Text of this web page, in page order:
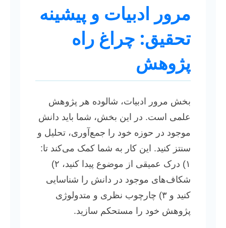
مرور ادبیات و پیشینه
تحقیق: چراغ راه
پژوهش
بخش مرور ادبیات، شالوده هر پژوهش
علمی است. در این بخش، شما باید دانش
موجود در حوزه خود را جمع‌آوری، تحلیل و
سنتز کنید. این کار به شما کمک می‌کند تا:
۱) درک عمیقی از موضوع پیدا کنید، ۲)
شکاف‌های موجود در دانش را شناسایی
کنید و ۳) چارچوب نظری و متدولوژی
پژوهش خود را مستحکم سازید.